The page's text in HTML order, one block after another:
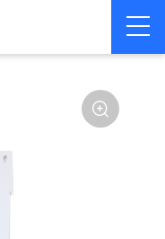
LoRa wirelss modem
